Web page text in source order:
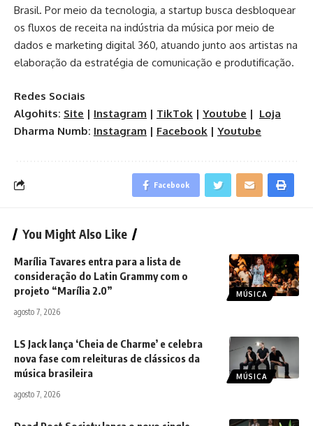
Brasil. Por meio da tecnologia, a startup busca desbloquear
os fluxos de receita na indústria da música por meio de
dados e marketing digital 360, atuando junto aos artistas na
elaboração da estratégia de comunicação e produtificação.
Redes Sociais
Algohits: Site | Instagram | TikTok | Youtube | Loja
Dharma Numb: Instagram | Facebook | Youtube
Facebook
You Might Also Like
MÚSICA
Marília Tavares entra para a lista de
consideração do Latin Grammy com o
projeto “Marília 2.0”
agosto 7, 2026
MÚSICA
LS Jack lança ‘Cheia de Charme’ e celebra
nova fase com releituras de clássicos da
música brasileira
agosto 7, 2026